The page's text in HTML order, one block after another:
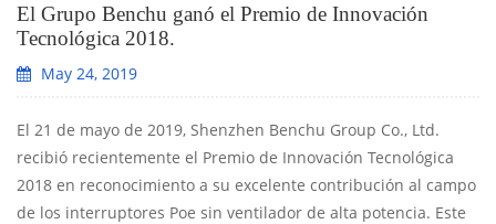
El Grupo Benchu ganó el Premio de Innovación
Tecnológica 2018.
May 24, 2019
El 21 de mayo de 2019, Shenzhen Benchu Group Co., Ltd.
recibió recientemente el Premio de Innovación Tecnológica
2018 en reconocimiento a su excelente contribución al campo
de los interruptores Poe sin ventilador de alta potencia. Este